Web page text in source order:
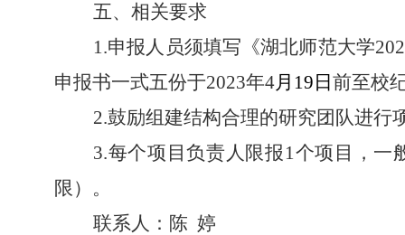
五、相关要求
1.申报人员须填写《湖北师范大学
申报书一式五份于2023年4月 19 日 前至校
2.鼓励组建结构合理的研究团队进行
3.每个项目负责人限报1个项目，
限）。
联系人：陈 婷